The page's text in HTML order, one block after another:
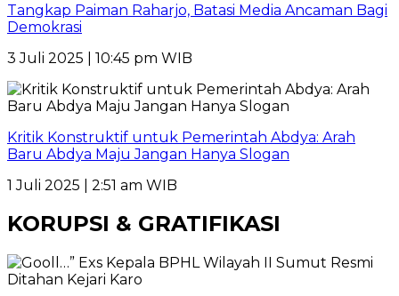
Tangkap Paiman Raharjo, Batasi Media Ancaman Bagi
Demokrasi
3 Juli 2025 | 10:45 pm WIB
Kritik Konstruktif untuk Pemerintah Abdya: Arah
Baru Abdya Maju Jangan Hanya Slogan
1 Juli 2025 | 2:51 am WIB
KORUPSI & GRATIFIKASI